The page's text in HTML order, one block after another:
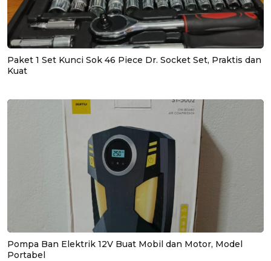
Paket 1 Set Kunci Sok 46 Piece Dr. Socket Set, Praktis dan
Kuat
Pompa Ban Elektrik 12V Buat Mobil dan Motor, Model
Portabel